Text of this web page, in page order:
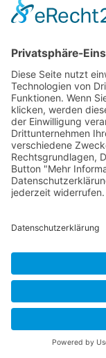
begleitet. Ein
Buy now